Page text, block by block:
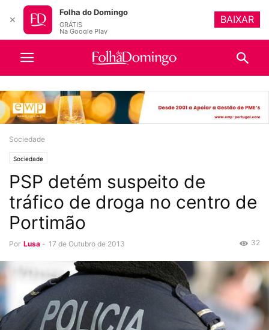
Sociedade
Sociedade
PSP detém suspeito de
tráfico de droga no centro de
Portimão
Por Lusa - 17 de Outubro de 2013 32
✕
Folha do Domingo
GRÁTIS
Na Google Play
BAIXAR